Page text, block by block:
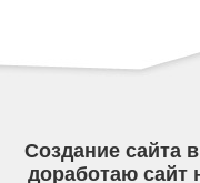
Создание сайта
доработаю сайт